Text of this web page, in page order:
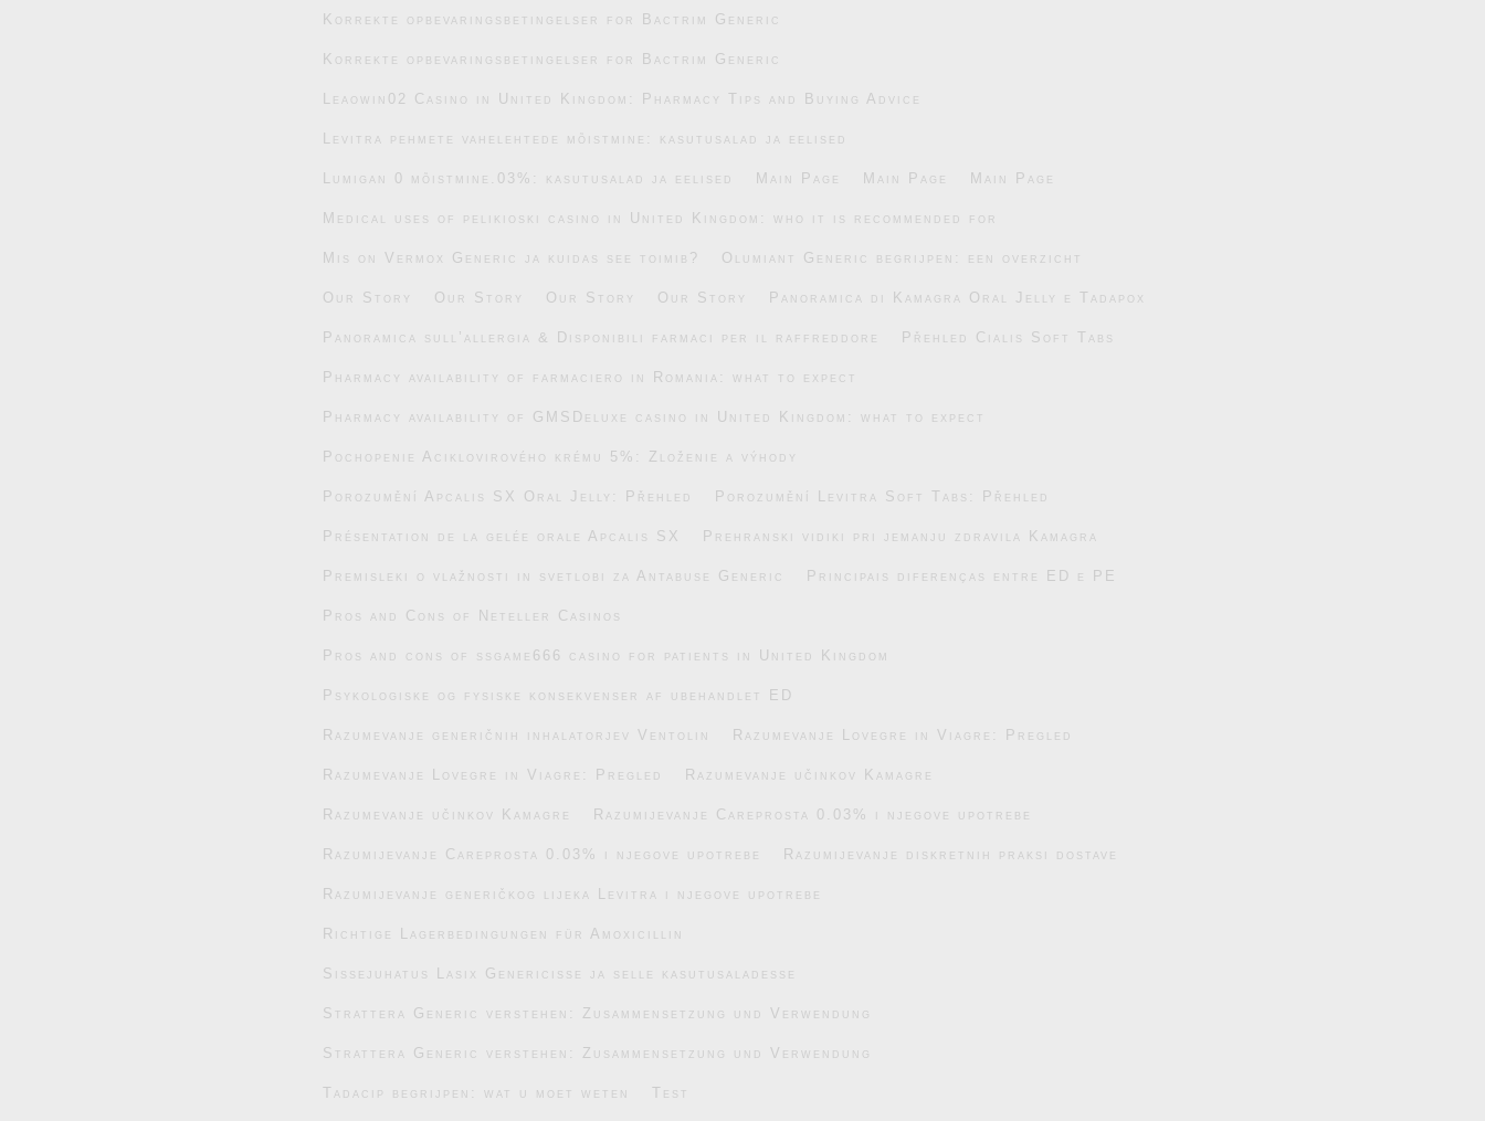
Korrekte opbevaringsbetingelser for Bactrim Generic
Korrekte opbevaringsbetingelser for Bactrim Generic
Leaowin02 Casino in United Kingdom: Pharmacy Tips and Buying Advice
Levitra pehmete vahelehtede mõistmine: kasutusalad ja eelised
Lumigan 0 mõistmine.03%: kasutusalad ja eelised Main Page Main Page Main Page
Medical uses of pelikioski casino in United Kingdom: who it is recommended for
Mis on Vermox Generic ja kuidas see toimib? Olumiant Generic begrijpen: een overzicht
Our Story Our Story Our Story Our Story Panoramica di Kamagra Oral Jelly e Tadapox
Panoramica sull’allergia & Disponibili farmaci per il raffreddore Přehled Cialis Soft Tabs
Pharmacy availability of farmaciero in Romania: what to expect
Pharmacy availability of GMSDeluxe casino in United Kingdom: what to expect
Pochopenie Aciklovirového krému 5%: Zloženie a výhody
Porozumění Apcalis SX Oral Jelly: Přehled Porozumění Levitra Soft Tabs: Přehled
Présentation de la gelée orale Apcalis SX Prehranski vidiki pri jemanju zdravila Kamagra
Premisleki o vlažnosti in svetlobi za Antabuse Generic Principais diferenças entre ED e PE
Pros and Cons of Neteller Casinos
Pros and cons of ssgame666 casino for patients in United Kingdom
Psykologiske og fysiske konsekvenser af ubehandlet ED
Razumevanje generičnih inhalatorjev Ventolin Razumevanje Lovegre in Viagre: Pregled
Razumevanje Lovegre in Viagre: Pregled Razumevanje učinkov Kamagre
Razumevanje učinkov Kamagre Razumijevanje Careprosta 0.03% i njegove upotrebe
Razumijevanje Careprosta 0.03% i njegove upotrebe Razumijevanje diskretnih praksi dostave
Razumijevanje generičkog lijeka Levitra i njegove upotrebe
Richtige Lagerbedingungen für Amoxicillin
Sissejuhatus Lasix Genericisse ja selle kasutusaladesse
Strattera Generic verstehen: Zusammensetzung und Verwendung
Strattera Generic verstehen: Zusammensetzung und Verwendung
Tadacip begrijpen: wat u moet weten Test